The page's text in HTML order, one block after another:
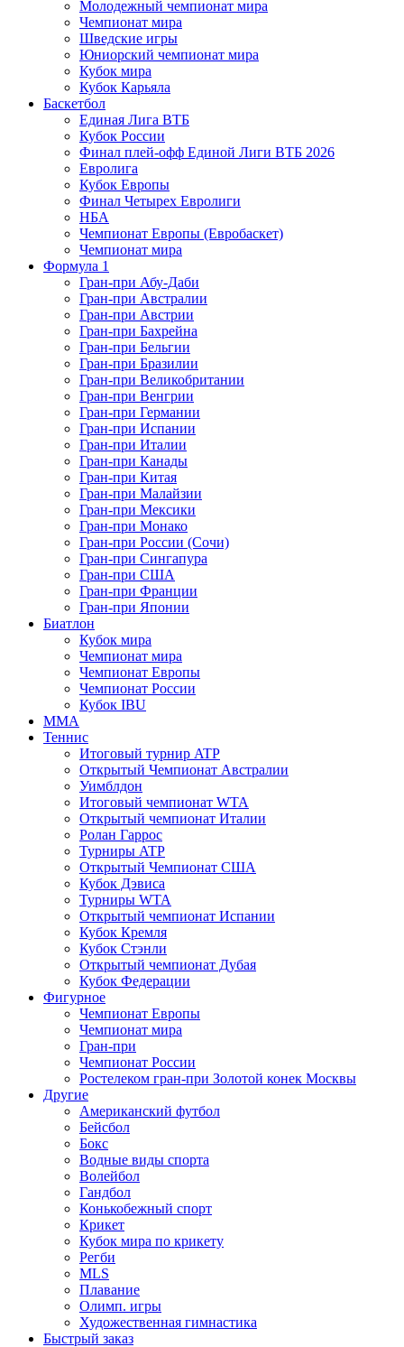
Молодежный чемпионат мира
Чемпионат мира
Шведские игры
Юниорский чемпионат мира
Кубок мира
Кубок Карьяла
Баскетбол
Единая Лига ВТБ
Кубок России
Финал плей-офф Единой Лиги ВТБ 2026
Евролига
Кубок Европы
Финал Четырех Евролиги
НБА
Чемпионат Европы (Евробаскет)
Чемпионат мира
Формула 1
Гран-при Абу-Даби
Гран-при Австралии
Гран-при Австрии
Гран-при Бахрейна
Гран-при Бельгии
Гран-при Бразилии
Гран-при Великобритании
Гран-при Венгрии
Гран-при Германии
Гран-при Испании
Гран-при Италии
Гран-при Канады
Гран-при Китая
Гран-при Малайзии
Гран-при Мексики
Гран-при Монако
Гран-при России (Сочи)
Гран-при Сингапура
Гран-при США
Гран-при Франции
Гран-при Японии
Биатлон
Кубок мира
Чемпионат мира
Чемпионат Европы
Чемпионат России
Кубок IBU
MMA
Теннис
Итоговый турнир ATP
Открытый Чемпионат Австралии
Уимблдон
Итоговый чемпионат WTA
Открытый чемпионат Италии
Ролан Гаррос
Турниры ATP
Открытый Чемпионат США
Кубок Дэвиса
Турниры WTA
Открытый чемпионат Испании
Кубок Кремля
Кубок Стэнли
Открытый чемпионат Дубая
Кубок Федерации
Фигурное
Чемпионат Европы
Чемпионат мира
Гран-при
Чемпионат России
Ростелеком гран-при Золотой конек Москвы
Другие
Американский футбол
Бейсбол
Бокс
Водные виды спорта
Волейбол
Гандбол
Конькобежный спорт
Крикет
Кубок мира по крикету
Регби
MLS
Плавание
Олимп. игры
Художественная гимнастика
Быстрый заказ